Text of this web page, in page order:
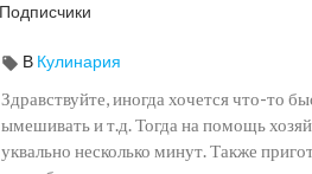
Подписчики
В Кулинария
Здравствуйте, иногда хочется что-то
ымешивать и т.д. Тогда на помощь
уквально несколько минут. Также